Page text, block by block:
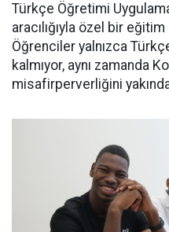
Türkçe Öğretimi
aracılığıyla özel bir
Öğrenciler yalnızca
kalmıyor, aynı zamanda
misafirperverliğini